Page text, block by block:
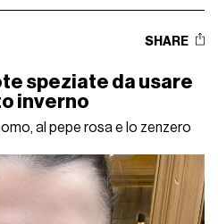
SHARE
speziate da usare
inverno
al pepe rosa e lo zenzero